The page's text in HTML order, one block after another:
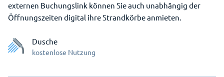
externen Buchungslink können Sie auch unabhängig der
Öffnungszeiten digital ihre Strandkörbe anmieten.
Dusche
kostenlose Nutzung